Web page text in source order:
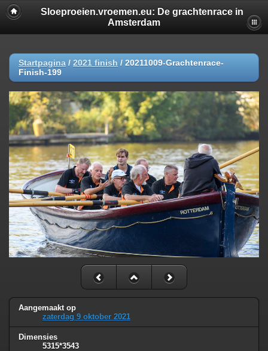
Sloeproeien.vroemen.eu: De grachtenrace in
Amsterdam
Startpagina / 2021 finish / 20211009-Grachtenrace-
Finish-199
Aangemaakt op
zaterdag 9 oktober 2021
Dimensies
5315*3543